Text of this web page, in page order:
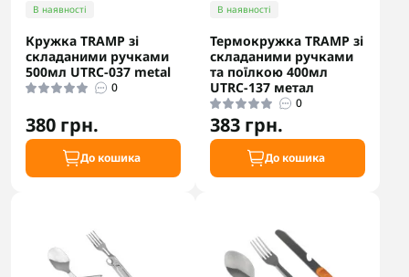
В наявності
Кружка TRAMP зі
складаними ручками
500мл UTRC-037 metal
0
380 грн.
До кошика
В наявності
Термокружка TRAMP зі
складаними ручками
та поїлкою 400мл
UTRC-137 метал
0
383 грн.
До кошика